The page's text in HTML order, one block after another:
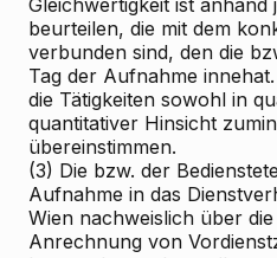
beurteilen, die mit dem
verbunden sind, den die
Tag der Aufnahme
die Tätigkeiten sowohl in
quantitativer Hinsicht
übereinstimmen.
(3) Die bzw. der
Aufnahme in das
Wien nachweislich über
Anrechnung von